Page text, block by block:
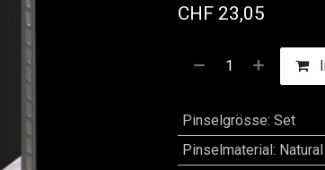
CHF 23,05
Pinselgrösse: Set
Pinselmaterial: Natural